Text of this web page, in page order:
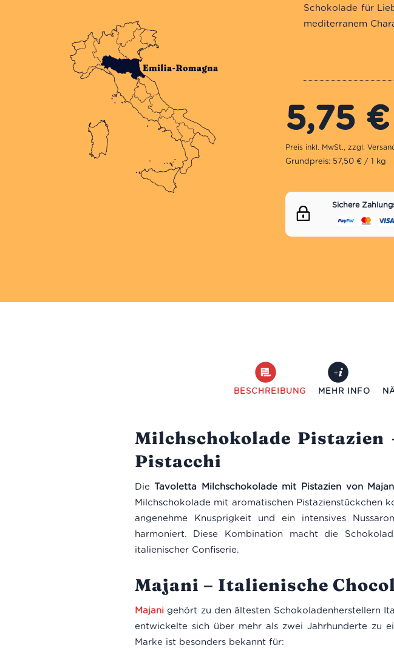
Schokolade für
mediterranem
5,75 €
Grundpreis: 57,50 € / 1 kg
Sichere
BESCHREIBUNG MEHR INFO
Milchschokolade
Pistacchi
DieTavoletta Milchschokolade mit Pistazien von
Milchschokolade mit aromatischen Pistazienstückchen
angenehme Knusprigkeit und ein intensives
harmoniert. Diese Kombination macht die
italienischer Confiserie.
Majani – Italienische
Majanigehört zu den ältesten Schokoladenherstellern
entwickelte sich über mehr als zwei Jahrhunderte zu
Marke ist besonders bekannt für: